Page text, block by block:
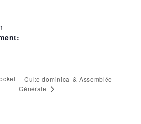
Culte dominical & Assemblée
Générale